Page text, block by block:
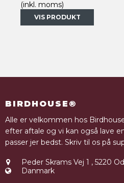
(inkl. moms)
VIS PRODUKT
BIRDHOUSE®
Alle er velkommen hos
efter aftale og vi kan også lave
passer jer bedst. Skriv til os på
Peder Skrams Vej 1 , 5220
Danmark